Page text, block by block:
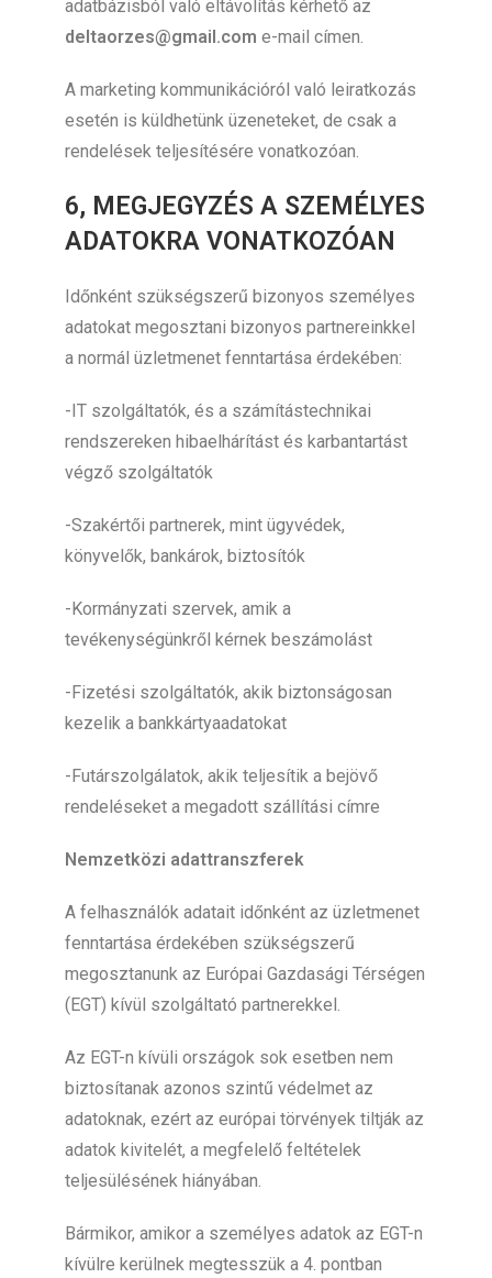
adatbázisból való eltávolítás kérhető az
deltaorzes@gmail.com e-mail címen.
A marketing kommunikációról való leiratkozás
esetén is küldhetünk üzeneteket, de csak a
rendelések teljesítésére vonatkozóan.
6, MEGJEGYZÉS A SZEMÉLYES
ADATOKRA VONATKOZÓAN
Időnként szükségszerű bizonyos személyes
adatokat megosztani bizonyos partnereinkkel
a normál üzletmenet fenntartása érdekében:
-IT szolgáltatók, és a számítástechnikai
rendszereken hibaelhárítást és karbantartást
végző szolgáltatók
-Szakértői partnerek, mint ügyvédek,
könyvelők, bankárok, biztosítók
-Kormányzati szervek, amik a
tevékenységünkről kérnek beszámolást
-Fizetési szolgáltatók, akik biztonságosan
kezelik a bankkártyaadatokat
-Futárszolgálatok, akik teljesítik a bejövő
rendeléseket a megadott szállítási címre
Nemzetközi adattranszferek
A felhasználók adatait időnként az üzletmenet
fenntartása érdekében szükségszerű
megosztanunk az Európai Gazdasági Térségen
(EGT) kívül szolgáltató partnerekkel.
Az EGT-n kívüli országok sok esetben nem
biztosítanak azonos szintű védelmet az
adatoknak, ezért az európai törvények tiltják az
adatok kivitelét, a megfelelő feltételek
teljesülésének hiányában.
Bármikor, amikor a személyes adatok az EGT-n
kívülre kerülnek megtesszük a 4. pontban